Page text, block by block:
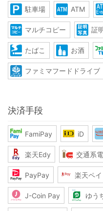
駐車場 ATM
マルチコピー 証
たばこ お酒
ファミマフードドライブ
決済手段
FamiPay iD
楽天Edy 交通系
PayPay 楽天ペイ
J-Coin Pay ゆう